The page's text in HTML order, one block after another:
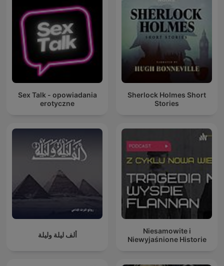
Sex Talk - opowiadania
erotyczne
Sherlock Holmes Short
Stories
ألف ليلة وليلة
Niesamowite i
Niewyjaśnione Historie